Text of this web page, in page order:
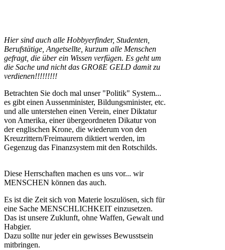
Hier sind auch alle Hobbyerfinder, Studenten,
Berufstätige, Angetsellte, kurzum alle Menschen
gefragt, die über ein Wissen verfügen. Es geht um
die Sache und nicht das GROßE GELD damit zu
verdienen!!!!!!!!!
Betrachten Sie doch mal unser "Politik" System...
es gibt einen Aussenminister, Bildungsminister, etc.
und alle unterstehen einen Verein, einer Diktatur
von Amerika, einer übergeordneten Dikatur von
der englischen Krone, die wiederum von den
Kreuzrittern/Freimaurern diktiert werden, im
Gegenzug das Finanzsystem mit den Rotschilds.
Diese Herrschaften machen es uns vor... wir
MENSCHEN können das auch.
Es ist die Zeit sich von Materie loszulösen, sich für
eine Sache MENSCHLICHKEIT einzusetzen.
Das ist unsere Zuklunft, ohne Waffen, Gewalt und
Habgier.
Dazu sollte nur jeder ein gewisses Bewusstsein
mitbringen.